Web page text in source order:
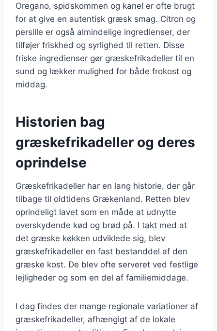
Oregano, spidskommen og kanel er ofte brugt
for at give en autentisk græsk smag. Citron og
persille er også almindelige ingredienser, der
tilføjer friskhed og syrlighed til retten. Disse
friske ingredienser gør græskefrikadeller til en
sund og lækker mulighed for både frokost og
middag.
Historien bag
græskefrikadeller og deres
oprindelse
Græskefrikadeller har en lang historie, der går
tilbage til oldtidens Grækenland. Retten blev
oprindeligt lavet som en måde at udnytte
overskydende kød og brød på. I takt med at
det græske køkken udviklede sig, blev
græskefrikadeller en fast bestanddel af den
græske kost. De blev ofte serveret ved festlige
lejligheder og som en del af familiemiddage.
I dag findes der mange regionale variationer af
græskefrikadeller, afhængigt af de lokale